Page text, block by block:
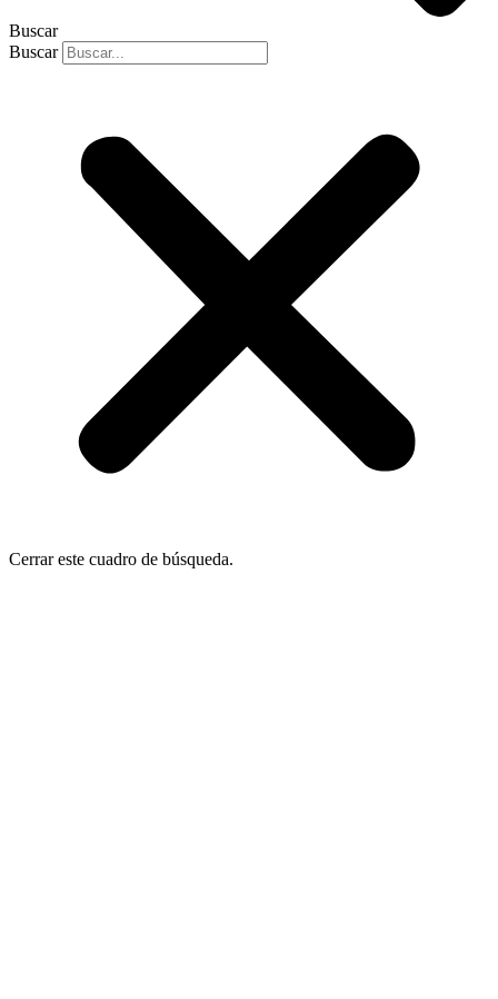
Buscar
Buscar
Cerrar este cuadro de búsqueda.